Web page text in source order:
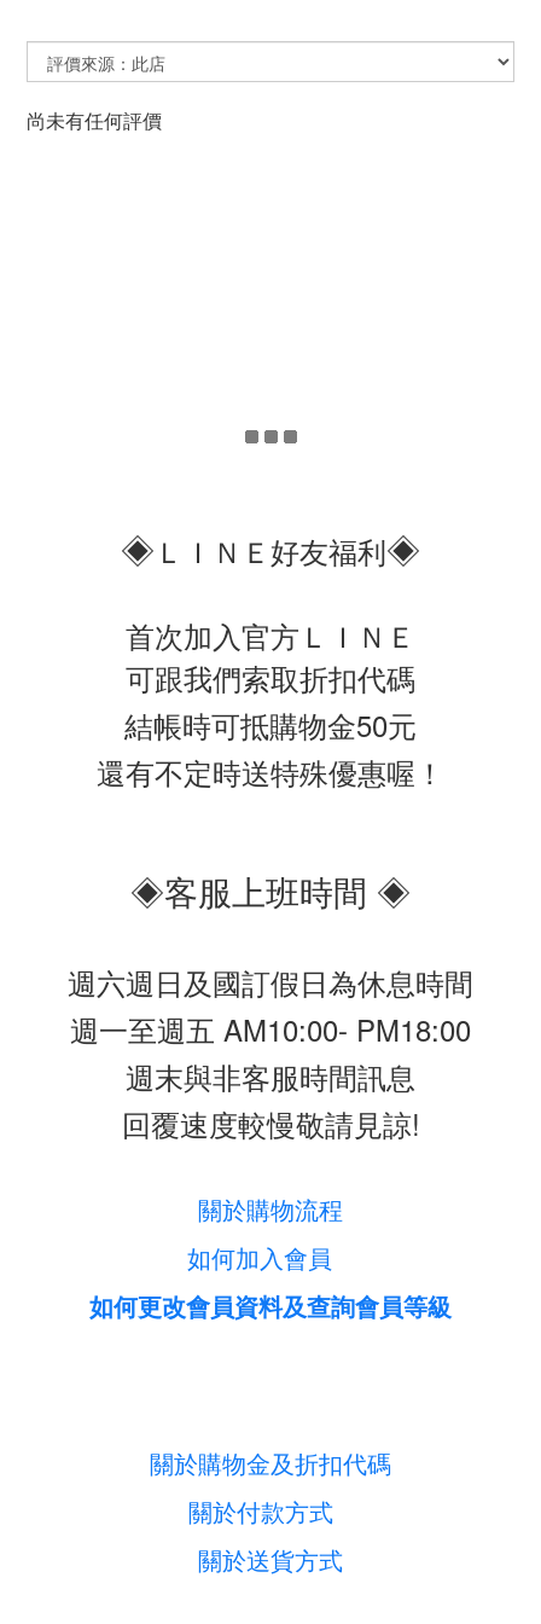
尚未有任何評價
◈ ＬＩＮＥ好友福利◈
首次加入官方ＬＩＮＥ
可跟我們索取折扣代碼
結帳時可抵購物金50元
還有不定時送特殊優惠喔！
◈客服上班時間 ◈
週六週日及國訂假日為休息時間
週一至週五 AM10:00- PM18:00
週末與非客服時間訊息
回覆速度較慢敬請見諒!
關於購物流程
如何加入會員
如何更改會員資料及查詢會員等級
關於購物金及折扣代碼
關於付款方式
關於送貨方式